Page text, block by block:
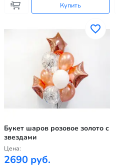
Купить
Букет шаров розовое золото с
звездами
Цена:
2690 руб.